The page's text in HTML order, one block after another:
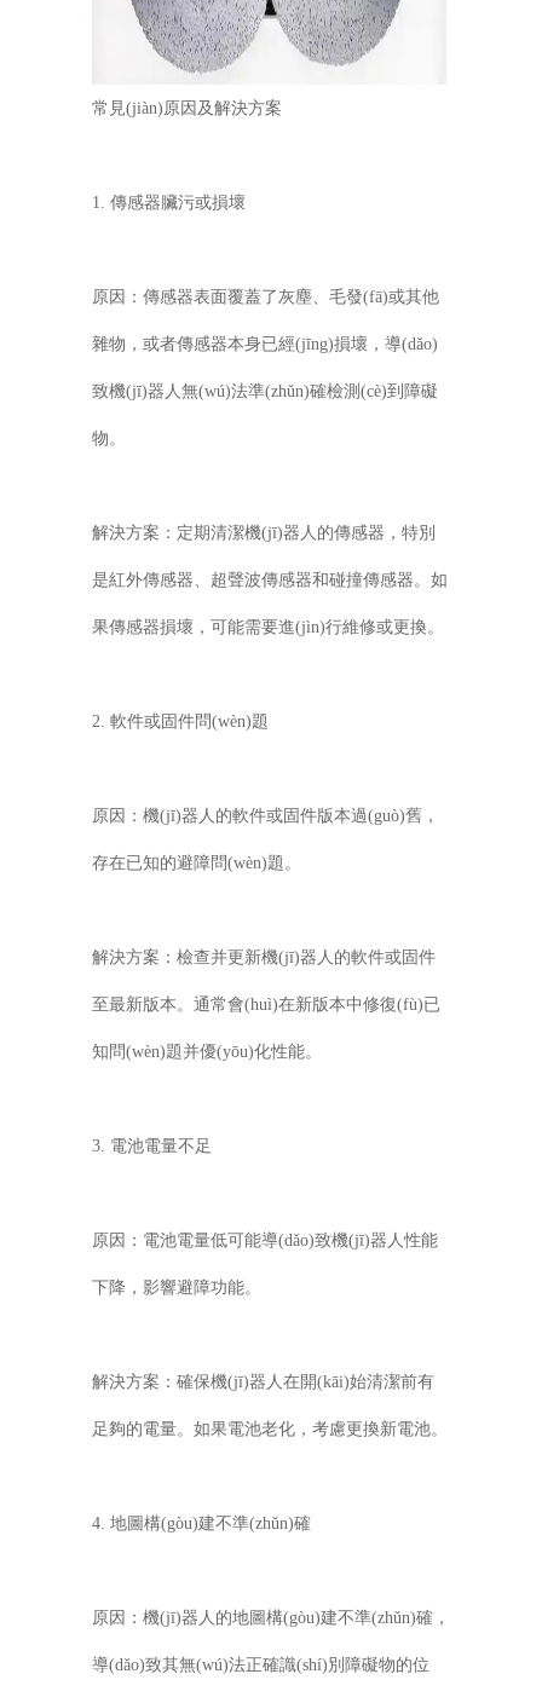
常見(jiàn)原因及解決方案
1. 傳感器臟污或損壞
原因：傳感器表面覆蓋了灰塵、毛發(fā)或其他
雜物，或者傳感器本身已經(jīng)損壞，導(dǎo)
致機(jī)器人無(wú)法準(zhǔn)確檢測(cè)到障礙
物。
解決方案：定期清潔機(jī)器人的傳感器，特別
是紅外傳感器、超聲波傳感器和碰撞傳感器。如
果傳感器損壞，可能需要進(jìn)行維修或更換。
2. 軟件或固件問(wèn)題
原因：機(jī)器人的軟件或固件版本過(guò)舊，
存在已知的避障問(wèn)題。
解決方案：檢查并更新機(jī)器人的軟件或固件
至最新版本。通常會(huì)在新版本中修復(fù)已
知問(wèn)題并優(yōu)化性能。
3. 電池電量不足
原因：電池電量低可能導(dǎo)致機(jī)器人性能
下降，影響避障功能。
解決方案：確保機(jī)器人在開(kāi)始清潔前有
足夠的電量。如果電池老化，考慮更換新電池。
4. 地圖構(gòu)建不準(zhǔn)確
原因：機(jī)器人的地圖構(gòu)建不準(zhǔn)確，
導(dǎo)致其無(wú)法正確識(shí)別障礙物的位